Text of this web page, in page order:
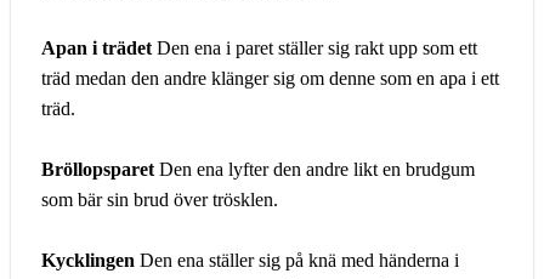
Apan i trädet Den ena i paret ställer sig rakt upp som ett
träd medan den andre klänger sig om denne som en apa i ett
träd.
Bröllopsparet Den ena lyfter den andre likt en brudgum
som bär sin brud över trösklen.
Kycklingen Den ena ställer sig på knä med händerna i